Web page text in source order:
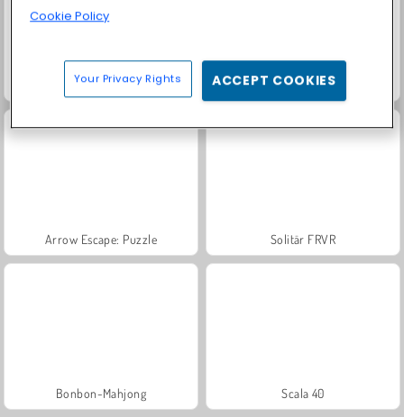
Hexa Stack My Castle: Merge and Story
Arrow Escape: Puzzle Solitär FRVR
Bonbon-Mahjong Scala 40
Cookie Policy
Your Privacy Rights ACCEPT COOKIES